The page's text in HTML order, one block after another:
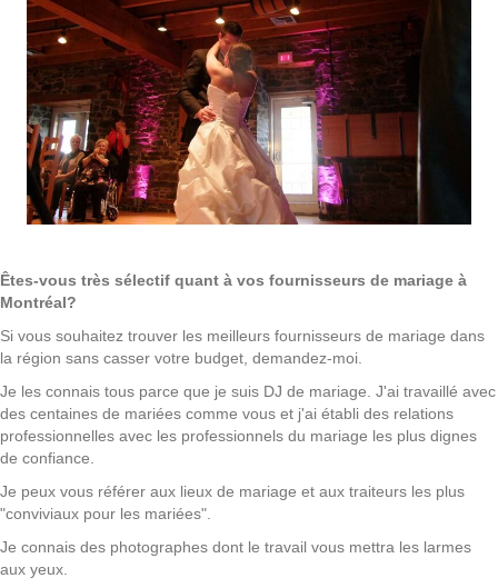
Êtes-vous très sélectif quant à vos fournisseurs de mariage à
Montréal?
Si vous souhaitez trouver les meilleurs fournisseurs de mariage dans
la région sans casser votre budget, demandez-moi.
Je les connais tous parce que je suis DJ de mariage. J'ai travaillé avec
des centaines de mariées comme vous et j'ai établi des relations
professionnelles avec les professionnels du mariage les plus dignes
de confiance.
Je peux vous référer aux lieux de mariage et aux traiteurs les plus
"conviviaux pour les mariées".
Je connais des photographes dont le travail vous mettra les larmes
aux yeux.